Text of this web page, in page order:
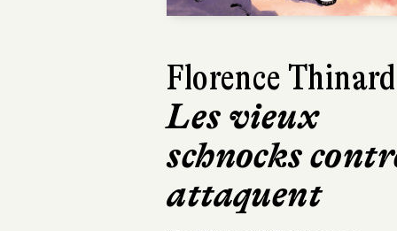
Harry Gruyaert
Je vois rouge
Hélium
32 pages, 21,90 €